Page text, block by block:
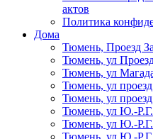
актов
Политика
Дома
Тюмень, Проезд
Тюмень, ул
Тюмень, ул
Тюмень, ул
Тюмень, ул
Тюмень, ул Ю.-
Тюмень, ул Ю.-
Тюмень, ул Ю.-